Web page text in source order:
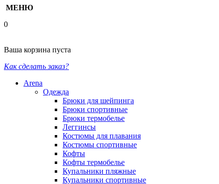
МЕНЮ
0
Ваша корзина пуста
Как сделать заказ?
Arena
Одежда
Брюки для шейпинга
Брюки спортивные
Брюки термобелье
Леггинсы
Костюмы для плавания
Костюмы спортивные
Кофты
Кофты термобелье
Купальники пляжные
Купальники спортивные